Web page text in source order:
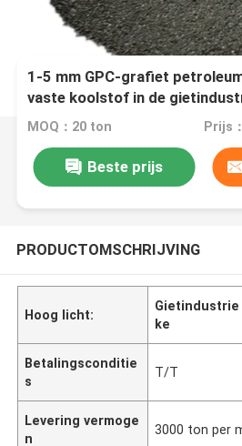
1-5 mm GPC-grafiet
vaste koolstof in de
MOQ：20 ton
Beste prijs
PRODUCTOMSCHRIJVING
Hoog licht:
Gietindustrie
ke
Betalingsconditie
s
T/T
Levering vermoge
n
3000 ton per